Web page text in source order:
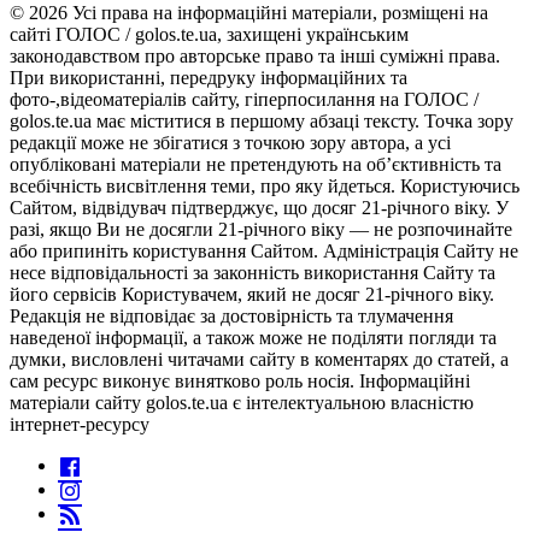
© 2026 Усі права на інформаційні матеріали, розміщені на
сайті ГОЛОС / golos.te.ua, захищені українським
законодавством про авторське право та інші суміжні права.
При використанні, передруку інформаційних та
фото-,відеоматеріалів сайту, гіперпосилання на ГОЛОС /
golos.te.ua має міститися в першому абзаці тексту. Точка зору
редакції може не збігатися з точкою зору автора, а усі
опубліковані матеріали не претендують на об’єктивність та
всебічність висвітлення теми, про яку йдеться. Користуючись
Сайтом, відвідувач підтверджує, що досяг 21-річного віку. У
разі, якщо Ви не досягли 21-річного віку — не розпочинайте
або припиніть користування Сайтом. Адміністрація Сайту не
несе відповідальності за законність використання Сайту та
його сервісів Користувачем, який не досяг 21-річного віку.
Редакція не відповідає за достовірність та тлумачення
наведеної інформації, а також може не поділяти погляди та
думки, висловлені читачами сайту в коментарях до статей, а
сам ресурс виконує винятково роль носія. Інформаційні
матеріали сайту golos.te.ua є інтелектуальною власністю
інтернет-ресурсу